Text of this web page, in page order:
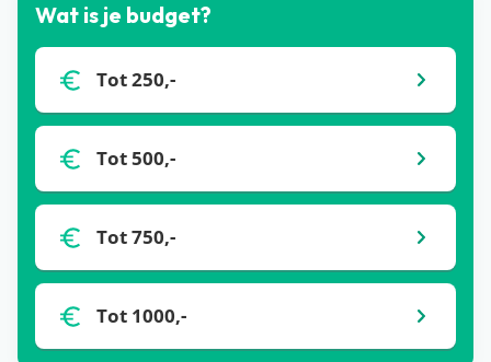
Wat is je budget?
Tot 250,-
Tot 500,-
Tot 750,-
Tot 1000,-